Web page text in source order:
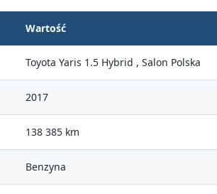
Wartość
Toyota Yaris 1.5 Hybrid , Salon Polska
2017
138 385 km
Benzyna